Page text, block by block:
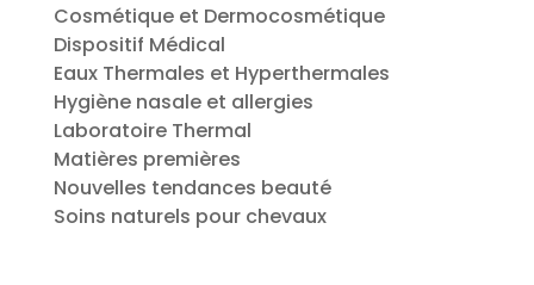
Cosmétique et Dermocosmétique
Dispositif Médical
Eaux Thermales et Hyperthermales
Hygiène nasale et allergies
Laboratoire Thermal
Matières premières
Nouvelles tendances beauté
Soins naturels pour chevaux